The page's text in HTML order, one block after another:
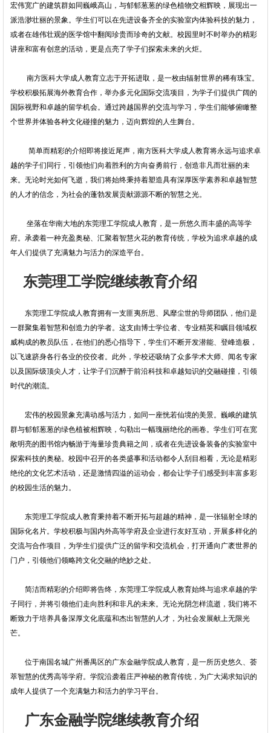
宏伟宽广的建筑群如同巍峨高山，与郁郁葱葱的绿色植物交相辉映，展现出一
派浩渺壮丽的景象。学生们可以在先进设备齐全的实验室内体验科技的魅力，
或者在雄伟壮观的医学馆中翻阅珍贵而珍奇的文献。校园里时不时举办的精彩
讲座和富有创意的活动，更是点亮了学子们探索未来的火炬。
南方医科大学成人教育立志于开拓进取，是一枚由辐射世界的稀有珠宝。
学校积极拓展海外教育合作，举办多元化国际交流项目，为学子们提供广阔的
国际视野和卓越的留学机会。通过跨越国界的交流与学习，学生们能够俯瞰整
个世界并体验各种文化碰撞的魅力，迈向辉煌的人生舞台。
简单而精彩的介绍即将接近尾声，南方医科大学成人教育将永远与追求卓
越的学子们同行，引领他们向着胜利的方向奋勇前行，创造非凡而壮丽的未
来。无论时光如何飞逝，我们将始终秉持着塑造具有深厚医学素养和卓越智慧
的人才的信念，为社会的蓬勃发展贡献源源不断的智慧之光。
坐落在华南大地的东莞理工学院成人教育，是一所悠久而丰盛的高等学
府。承袭着一种充盈奥秘、汇聚着智慧火花的教育传统，学校为追求卓越的成
年人们提供了充满魅力与活力的深造平台。
东莞理工学院继续教育介绍
东莞理工学院成人教育拥有一支匪夷所思、风靡尘世的导师团队，他们是
一群聚集着智慧和创造力的学者。这支由博士学位者、专业精英和瞩目领域权
威构成的教员队伍，在他们的悉心指导下，学生们不断开发潜能、登峰造极，
以飞速跻身各行各业的佼佼者。此外，学校还吸纳了众多学术大师、闻名专家
以及国际级顶尖人才，让学子们沉醉于前沿科技和卓越知识的交融碰撞，引领
时代的潮流。
宏伟的校园景象充满动感与活力，如同一座恍若仙境的美景。巍峨的建筑
群与郁郁葱葱的绿色植被相辉映，勾勒出一幅瑰丽绝伦的画卷。学生们可在宽
敞明亮的图书馆内畅游于海量珍贵典籍之间，或者在先进设备装备的实验室中
探索科技的奥秘。校园中召开的各类盛事和活动都令人刮目相看，无论是精彩
绝伦的文化艺术活动，还是激情四溢的运动会，都会让学子们感受到丰富多彩
的校园生活的魅力。
东莞理工学院成人教育秉持着不断开拓与超越的精神，是一张辐射全球的
国际化名片。学校积极与国内外高等学府及企业进行友好互动，开展多样化的
交流与合作项目，为学生们提供广泛的留学和交流机会，打开通向广袤世界的
门户，引领他们领略跨文化交融的绝妙之处。
简洁而精彩的介绍即将告终，东莞理工学院成人教育始终与追求卓越的学
子同行，并将引领他们走向胜利和非凡的未来。无论光阴怎样流逝，我们将不
断致力于培养具备深厚文化底蕴和杰出智慧的人才，为社会发展献上无限光
芒。
位于南国名城广州番禺区的广东金融学院成人教育，是一所历史悠久、荟
萃智慧的优秀高等学府。学院沿袭着庄严神秘的教育传统，为广大渴求知识的
成年人提供了一个充满魅力和活力的学习平台。
广东金融学院继续教育介绍